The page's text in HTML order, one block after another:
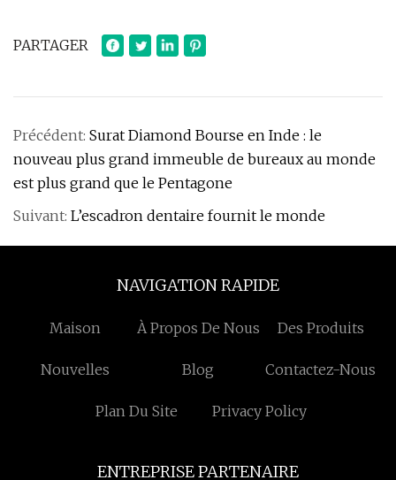
PARTAGER
Précédent: Surat Diamond Bourse en Inde : le
nouveau plus grand immeuble de bureaux au monde
est plus grand que le Pentagone
Suivant: L’escadron dentaire fournit le monde
NAVIGATION RAPIDE
Maison À Propos De Nous Des Produits
Nouvelles Blog Contactez-Nous
Plan Du Site Privacy Policy
ENTREPRISE PARTENAIRE